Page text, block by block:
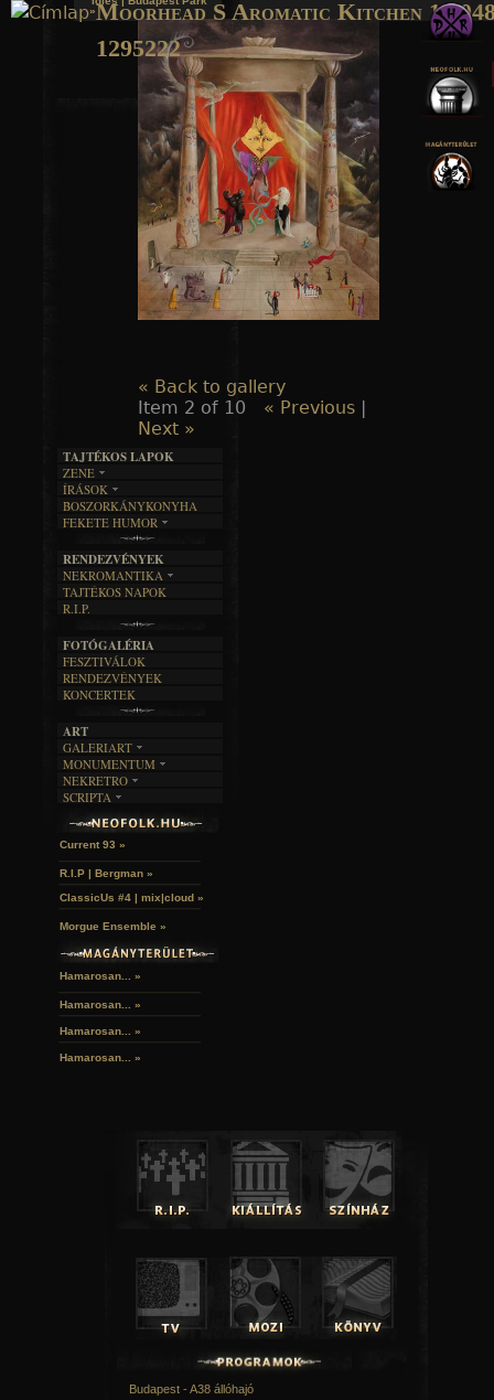
Jump to navigation
Moorhead S Aromatic Kitchen 1
1295222
« Back to gallery
Item 2 of 10
« Previous |
Next »
TAJTÉKOS LAPOK
ZENE
EGYÜTTESEK
INTERJÚK
FORDÍTÁSOK
DALSZÖVEGEK
ÍRÁSOK
IRODALOM
FILM
ÍRÁSTÖRTÉNET
BOSZORKÁNYKONYHA
FEKETE HUMOR
SZÖVEGES
RENDEZVÉNYEK
NEKROMANTIKA
AKTUÁLIS
A MÚLT
TAJTÉKOS NAPOK
R.I.P.
FOTÓGALÉRIA
FESZTIVÁLOK
RENDEZVÉNYEK
KONCERTEK
ART
GALERIART
ARTGALERI
KÉPREGÉNYEK
LAKÁSKULTS
MONUMENTUM
TEMETŐK
TEMPLOMOK
VÁRAK
HELYEK
NEKRETRO
SZUBKULT
FEKETE LYUK
RELIKVIÁK
SCRIPTA
NOVELLÁK
VERSEK
»
Current 93 »
R.I.P | Bergman »
ClassicUs #4 | mix|cloud »
Morgue Ensemble »
Hamarosan... »
Hamarosan... »
Hamarosan... »
Hamarosan... »
Budapest - A38 állóhajó